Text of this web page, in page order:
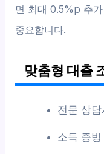
면 최대 0.5%p 추
중요합니다.
맞춤형 대출
전문 상
소득 증